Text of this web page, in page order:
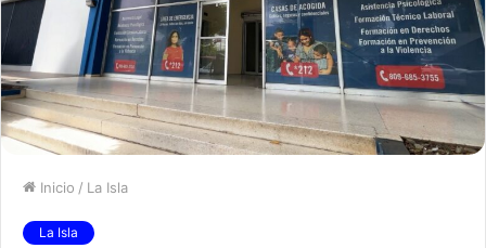
Inicio / La Isla
La Isla